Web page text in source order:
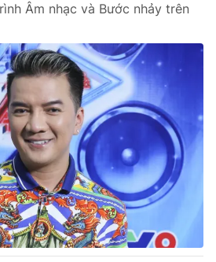
Âm nhạc và Bước nhảy trên